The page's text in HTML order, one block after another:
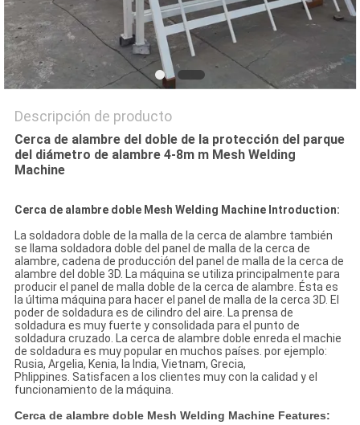
PRIVACY
POLICY
Descripción de producto
Cerca de alambre del doble de la protección del parque
del diámetro de alambre 4-8m m Mesh Welding
Machine
Cerca de alambre doble Mesh Welding Machine Introduction:
La soldadora doble de la malla de la cerca de alambre también
se llama soldadora doble del panel de malla de la cerca de
alambre, cadena de producción del panel de malla de la cerca de
alambre del doble 3D. La máquina se utiliza principalmente para
producir el panel de malla doble de la cerca de alambre. Ésta es
la última máquina para hacer el panel de malla de la cerca 3D. El
poder de soldadura es de cilindro del aire. La prensa de
soldadura es muy fuerte y consolidada para el punto de
soldadura cruzado. La cerca de alambre doble enreda el machie
de soldadura es muy popular en muchos países. por ejemplo:
Rusia, Argelia, Kenia, la India, Vietnam, Grecia,
Phlippines. Satisfacen a los clientes muy con la calidad y el
funcionamiento de la máquina.
Cerca de alambre doble Mesh Welding Machine Features: